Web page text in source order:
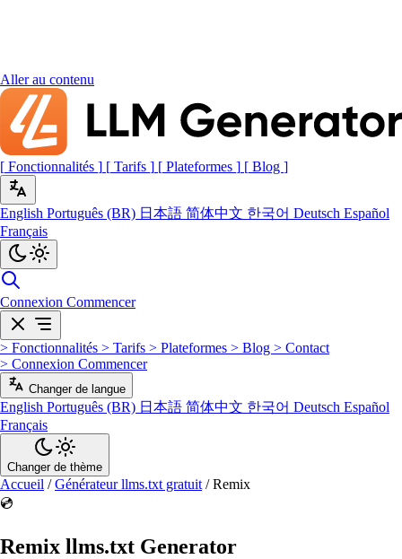
Aller au contenu
[ Fonctionnalités ] [ Tarifs ] [ Plateformes ] [ Blog ]
English Português (BR) 日本語 简体中文 한국어 Deutsch Español
Français
Connexion Commencer
> Fonctionnalités > Tarifs > Plateformes > Blog > Contact
> Connexion Commencer
Changer de langue
English Português (BR) 日本語 简体中文 한국어 Deutsch Español
Français
Changer de thème
Accueil / Générateur llms.txt gratuit / Remix
💿
Remix llms.txt Generator